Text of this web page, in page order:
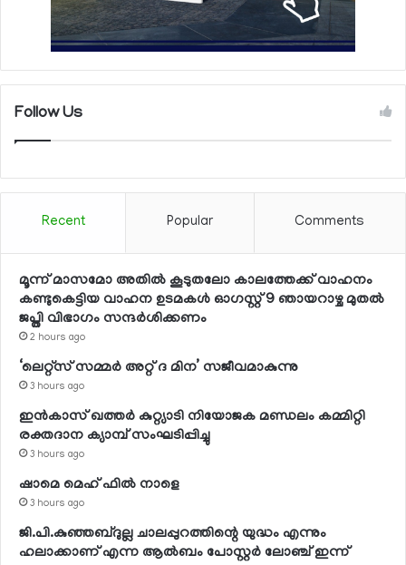
Follow Us
Recent Popular Comments
മൂന്ന് മാസമോ അതില്‍ കൂടുതലോ കാലത്തേക്ക് വാഹനം
കണ്ടുകെട്ടിയ വാഹന ഉടമകള്‍ ഓഗസ്റ്റ് 9 ഞായറാഴ്ച മുതല്‍
ജപ്തി വിഭാഗം സന്ദര്‍ശിക്കണം
2 hours ago
‘ലെറ്റ്‌സ് സമ്മര്‍ അറ്റ് ദ മിന’ സജീവമാകുന്നു
3 hours ago
ഇന്‍കാസ് ഖത്തര്‍ കുറ്റ്യാടി നിയോജക മണ്ഡലം കമ്മിറ്റി
രക്തദാന ക്യാമ്പ് സംഘടിപ്പിച്ചു
3 hours ago
ഷാമെ മെഹ് ഫില്‍ നാളെ
3 hours ago
ജി.പി.കുഞ്ഞബ്ദുല്ല ചാലപ്പുറത്തിന്റെ യുദ്ധം എന്നും
ഹലാക്കാണ് എന്ന ആല്‍ബം പോസ്റ്റര്‍ ലോഞ്ച് ഇന്ന്